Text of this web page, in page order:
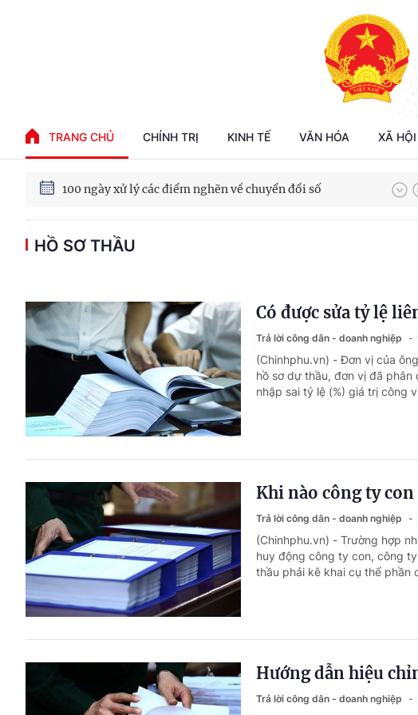
TRANG CHỦ CHÍNH TRỊ KINH TẾ VĂN HÓA XÃ HỘI
Chiến dịch 500 ngày đêm tìm kiếm, quy tập và xác định danh tính hài cốt liệt sĩ
100 ngày xử lý các điểm nghẽn về chuyển đổi số
Phát triển nhà ở cho thuê - Trụ cột chiến lược, lâu dài
Chiến dịch 500 ngày đêm tìm kiếm, quy tập và xác định danh tính hài cốt liệt sĩ
HỒ SƠ THẦU
Có được sửa tỷ lệ
Trả lời công dân - doanh nghiệp
(Chinhphu.vn) - Đơn vị của
hồ sơ dự thầu, đơn vị đã
nhập sai tỷ lệ (%) giá trị công
Khi nào công ty
Trả lời công dân - doanh nghiệp
(Chinhphu.vn) - Trường hợp
huy động công ty con, công
thầu phải kê khai cụ thể phần
Hướng dẫn hiệu
Trả lời công dân - doanh nghiệp